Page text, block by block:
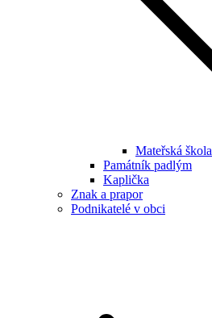
Mateřská škola
Památník padlým
Kaplička
Znak a prapor
Podnikatelé v obci